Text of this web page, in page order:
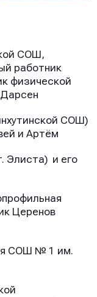
СОШ,
работник
физической
СОШ)
и Артём
Элиста) и его
Церенов
СОШ № 1 им.